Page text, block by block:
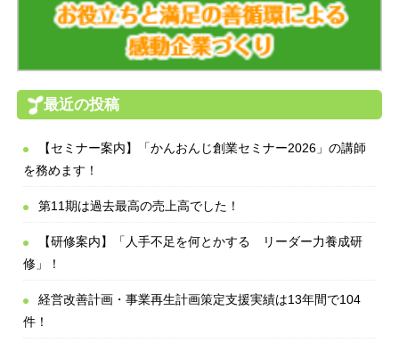
最近の投稿
【セミナー案内】「かんおんじ創業セミナー2026」の講師
を務めます！
第11期は過去最高の売上高でした！
【研修案内】「人手不足を何とかする リーダー力養成研
修」！
経営改善計画・事業再生計画策定支援実績は13年間で104
件！